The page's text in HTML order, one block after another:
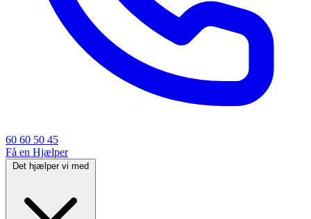
60 60 50 45
Få en Hjælper
Det hjælper vi med